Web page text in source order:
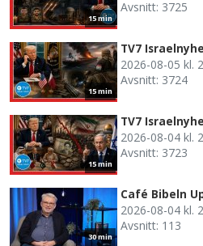
15 min
Avsnitt: 3725
15 min
TV7
2026-08-05 kl.
Avsnitt: 3724
15 min
TV7
2026-08-04 kl.
Avsnitt: 3723
30 min
Café Bibeln
2026-08-04 kl.
Avsnitt: 113